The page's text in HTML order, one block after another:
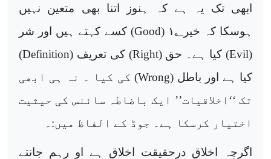
ابھی تک یہ ہے کہ ہنوز اتنا بھی متعین نہیں
ہوسکا کہ خیر
۱؂ ( Good) کسے کہتے ہیں اور شر
(
Evil) کیا ہے۔ حق (Right) کی تعریف (Definition
)
کیا ہے اور باطل (Wrong) کی کیا ۔ نہ ہی ابھی
تک ‘‘اخلاقیات’’ ایک باضاطہ سائنس کی حیثیت
اختیار کرسکا ہے۔ جوڈ کے الفاظ میں:۔
اگرچہ اخلاق درحقیقت اخلاق ہے او رہم جانتے